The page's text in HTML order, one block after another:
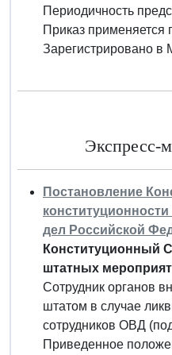
Периодичность
Приказ применяется
Зарегистрировано
Экспресс-
Постановление
дел Российской
Конституционный
штатных
Сотрудник органов
штатом в случае
сотрудников ОВД
Приведенное